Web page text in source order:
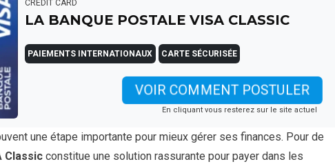
CREDIT CARD
LA BANQUE POSTALE VISA CLASSIC
PAIEMENTS INTERNATIONAUX CARTE SÉCURISÉE
VOIR COMMENT POSTULER
En cliquant vous resterez sur le site actuel
une étape importante pour mieux gérer ses finances. Pour de
Classic constitue une solution rassurante pour payer dans les